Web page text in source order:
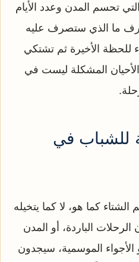
تحسم المدن وعدد الأيام
ما الذي ستصرف عليه
الأخيرة ثم تشتكي
المشكلة ليست في
للشباب في
الشتاء كما هو، لا كما يتخيله
الباردة، أو المدن
الأجواء الموسمية، سيجدون